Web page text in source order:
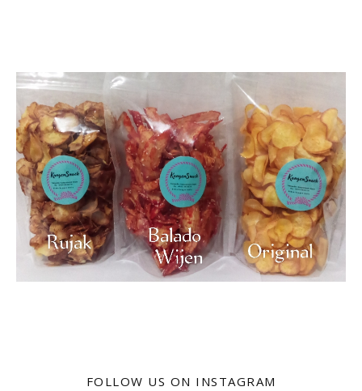
FOLLOW US ON INSTAGRAM